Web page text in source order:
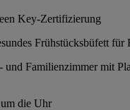
Key-Zertifizierung
Frühstücksbüfett für
und Familienzimmer mit
die Uhr